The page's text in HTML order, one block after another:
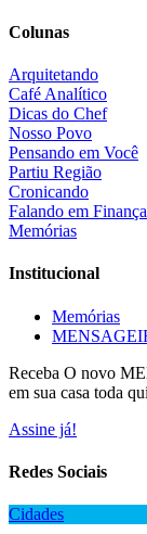
Colunas
Arquitetando
Café Analítico
Dicas do Chef
Nosso Povo
Pensando em Você
Partiu Região
Cronicando
Falando em
Memórias
Institucional
Memórias
Receba O novo
em sua casa toda
Assine já!
Redes Sociais
Cidades